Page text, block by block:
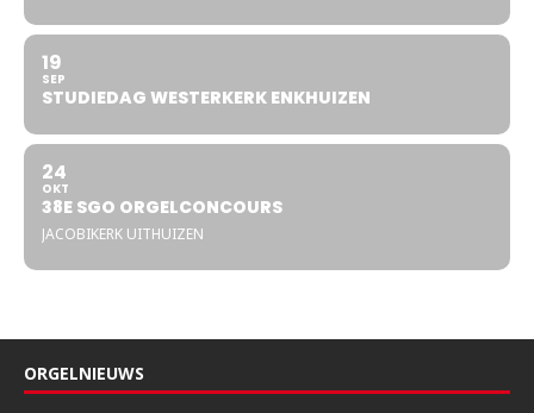
19
SEP
STUDIEDAG WESTERKERK ENKHUIZEN
24
OKT
38E SGO ORGELCONCOURS
JACOBIKERK UITHUIZEN
ORGELNIEUWS